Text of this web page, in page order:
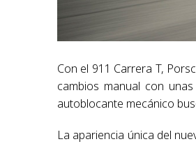
Con el 911 Carrera T,
cambios manual con
autoblocante mecánico
La apariencia única del